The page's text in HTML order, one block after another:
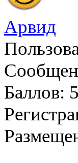
Арвид
Баллов: